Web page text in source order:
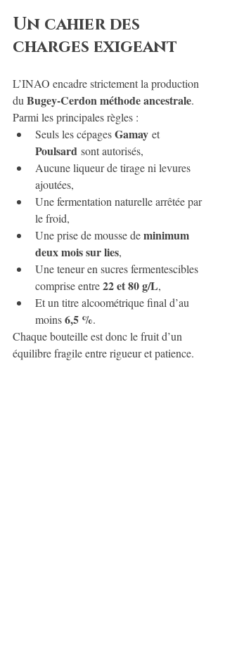
Un cahier des
charges exigeant
L’INAO encadre strictement la production
du Bugey-Cerdon méthode ancestrale.
Parmi les principales règles :
Seuls les cépages Gamay et
Poulsard sont autorisés,
Aucune liqueur de tirage ni levures
ajoutées,
Une fermentation naturelle arrêtée par
le froid,
Une prise de mousse de minimum
deux mois sur lies,
Une teneur en sucres fermentescibles
comprise entre 22 et 80 g/L,
Et un titre alcoométrique final d’au
moins 6,5 %.
Chaque bouteille est donc le fruit d’un
équilibre fragile entre rigueur et patience.